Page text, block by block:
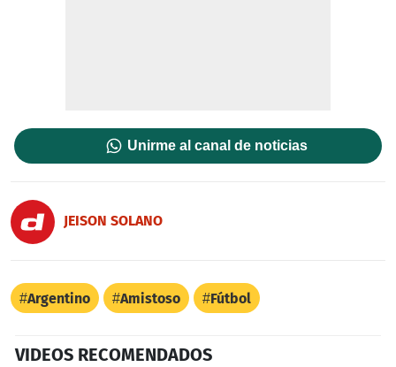
Unirme al canal de noticias
JEISON SOLANO
Argentino Amistoso Fútbol
VIDEOS RECOMENDADOS